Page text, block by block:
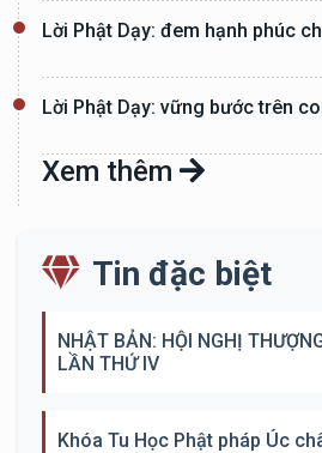
Lời Phật Dạy: đem hạnh phúc
Lời Phật Dạy: vững bước trên
Xem thêm
Tin đặc biệt
NHẬT BẢN: HỘI NGHỊ
LẦN THỨ IV
Khóa Tu Học Phật pháp Úc